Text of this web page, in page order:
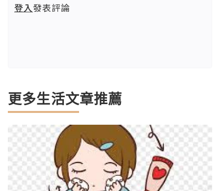
登入發表評論
更多生活文章推薦